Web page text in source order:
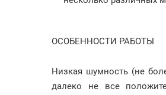
ОСОБЕННОСТИ РАБОТЫ
Низкая шумность (не
далеко не все